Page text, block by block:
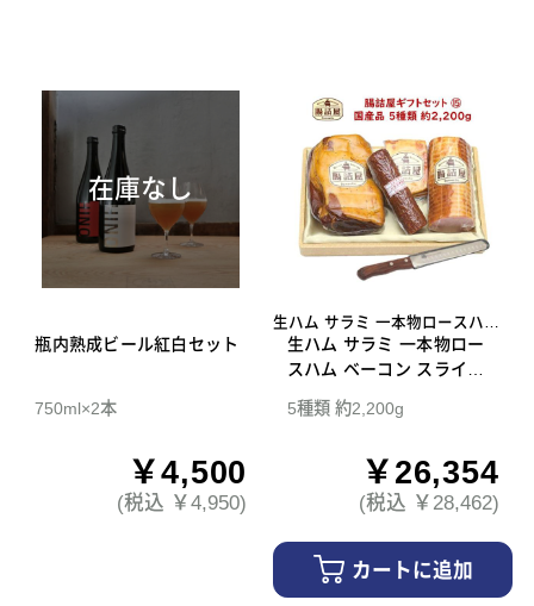
在庫なし
瓶内熟成ビール紅白セット
750ml×2本
￥4,500
(税込 ￥4,950)
生ハム サラミ 一本物ロースハム
ベーコン スライスナイフ
生ハム サラミ 一本物ロー
スハム ベーコン スライス
ト 15
5種類 約2,200g
￥26,354
(税込 ￥28,462)
カートに追加